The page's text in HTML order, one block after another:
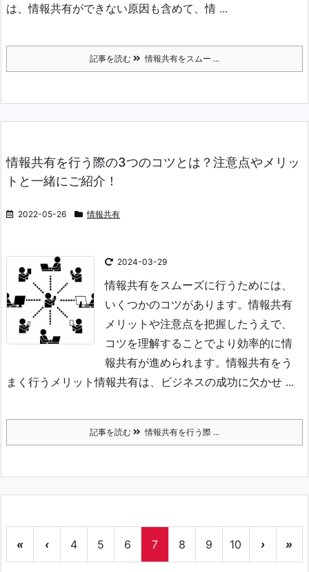
は、情報共有ができない原因も含めて、情 ...
記事を読む 情報共有をスムー ...
情報共有を行う際の3つのコツとは？注意点やメリッ
トと一緒にご紹介！
2022-05-26 情報共有
2024-03-29
情報共有をスムーズに行うためには、
いくつかのコツがあります。情報共有
メリットや注意点を把握したうえで、
コツを理解することでより効率的に情
報共有が進められます。情報共有をう
まく行うメリット情報共有は、ビジネスの成功に欠かせ ...
記事を読む 情報共有を行う際 ...
« ‹ 4 5 6 7 8 9 10 › »